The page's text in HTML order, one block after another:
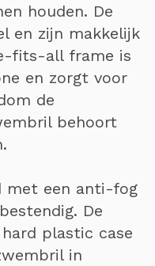
houden. De
en zijn makkelijk
fits-all frame is
en zorgt voor
de
behoort
met een anti-fog
De
plastic case
in